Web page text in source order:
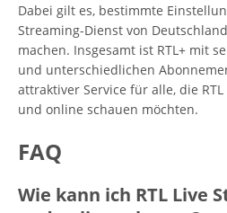
Dabei gilt es, bestimmte
Streaming-Dienst von
machen. Insgesamt ist RTL+ mit
und unterschiedlichen
attraktiver Service für alle, die
und online schauen möchten.
FAQ
Wie kann ich RTL Live